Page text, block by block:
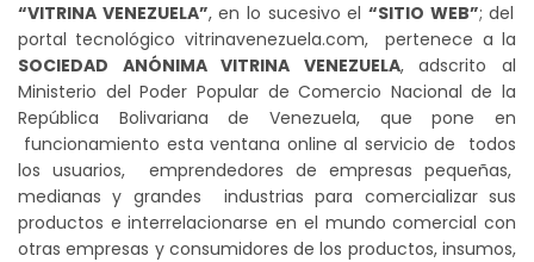
“VITRINA VENEZUELA”, en lo sucesivo el“SITIO WEB”; del
portal tecnológico vitrinavenezuela.com, pertenece a la
SOCIEDAD ANÓNIMA VITRINA VENEZUELA, adscrito al
Ministerio del Poder Popular de Comercio Nacional de la
República Bolivariana de Venezuela, que pone en
funcionamiento esta ventana online al servicio de todos
los usuarios, emprendedores de empresas pequeñas,
medianas y grandes industrias para comercializar sus
productos e interrelacionarse en el mundo comercial con
otras empresas y consumidores de los productos, insumos,